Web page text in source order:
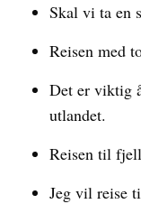
Skal vi ta en
Reisen med
Det er viktig
utlandet.
Reisen til
Jeg vil reise